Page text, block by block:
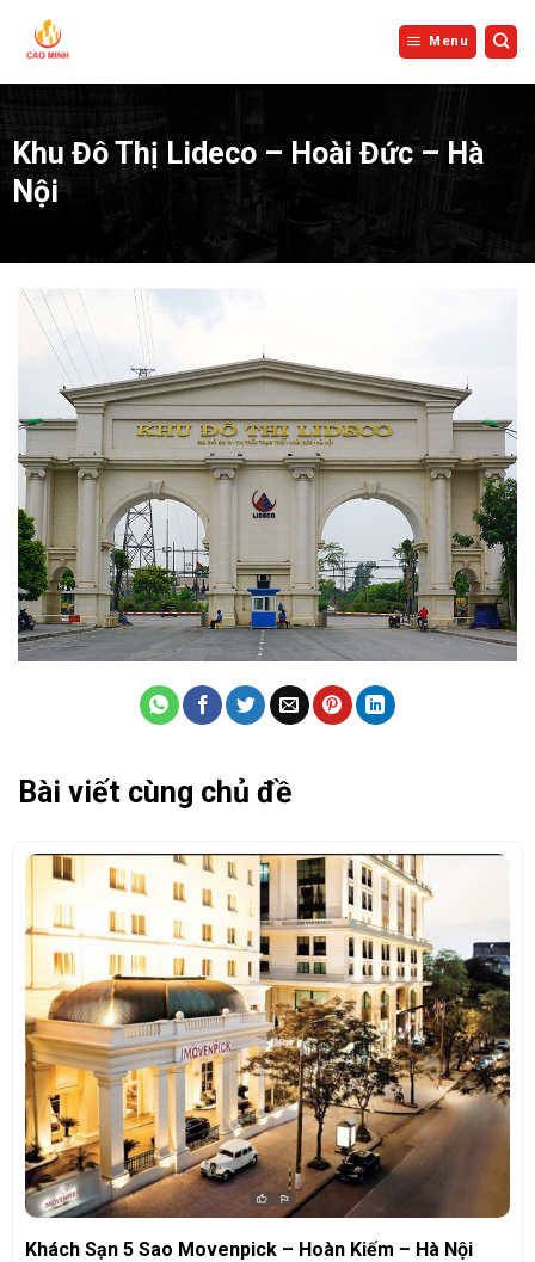
Menu
Khu Đô Thị Lideco – Hoài Đức – Hà
Nội
Bài viết cùng chủ đề
Khách Sạn 5 Sao Movenpick – Hoàn Kiếm – Hà Nội